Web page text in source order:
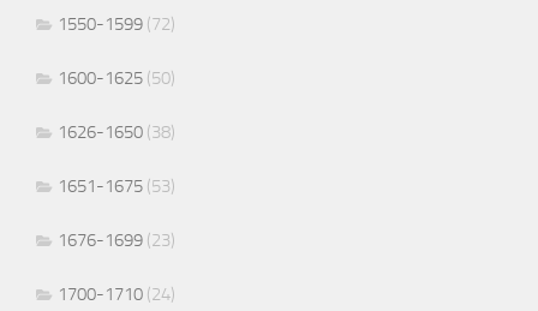
1550-1599 (72)
1600-1625 (50)
1626-1650 (38)
1651-1675 (53)
1676-1699 (23)
1700-1710 (24)